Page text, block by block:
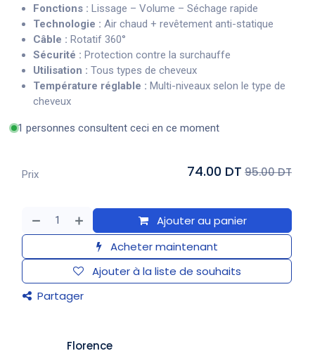
Fonctions : Lissage – Volume – Séchage rapide
Technologie : Air chaud + revêtement anti-statique
Câble : Rotatif 360°
Sécurité : Protection contre la surchauffe
Utilisation : Tous types de cheveux
Température réglable : Multi-niveaux selon le type de
cheveux
1 personnes consultent ceci en ce moment
Ajouter au panier
Acheter maintenant
Ajouter à la liste de souhaits
Partager
Prix 74.00 DT 95.00 DT
​Florence